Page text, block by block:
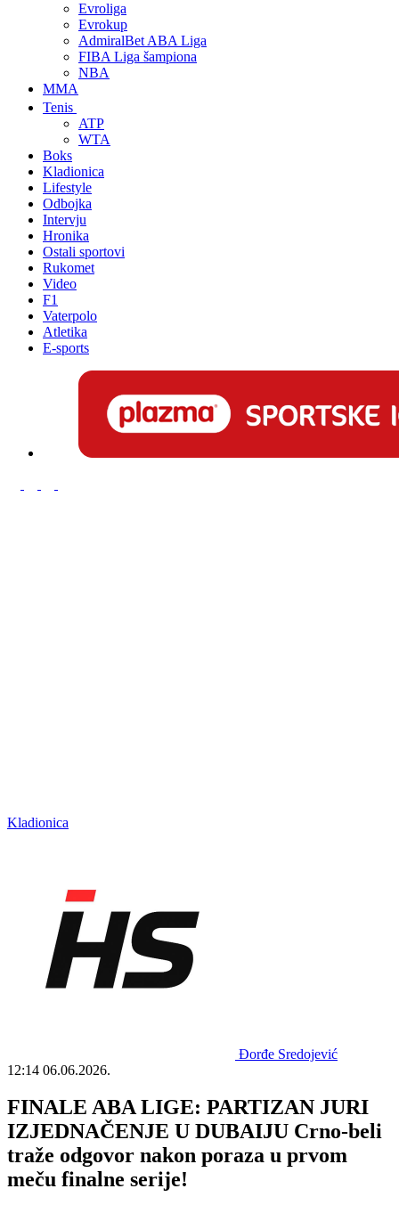
Evroliga
Evrokup
AdmiralBet ABA Liga
FIBA Liga šampiona
NBA
MMA
Tenis
ATP
WTA
Boks
Kladionica
Lifestyle
Odbojka
Intervju
Hronika
Ostali sportovi
Rukomet
Video
F1
Vaterpolo
Atletika
E-sports
Kladionica
Đorđe Sredojević
12:14 06.06.2026.
FINALE ABA LIGE: PARTIZAN JURI
IZJEDNAČENJE U DUBAIJU Crno-beli
traže odgovor nakon poraza u prvom
meču finalne serije!